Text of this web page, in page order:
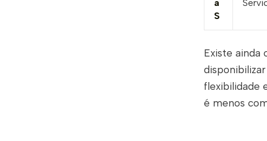
a
S
Existe ainda
flexibilidade
é menos